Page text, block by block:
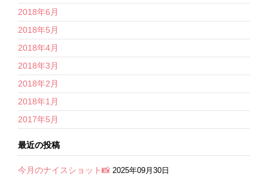
2018年6月
2018年5月
2018年4月
2018年3月
2018年2月
2018年1月
2017年5月
最近の投稿
今月のナイスショット📸 2025年09月30日